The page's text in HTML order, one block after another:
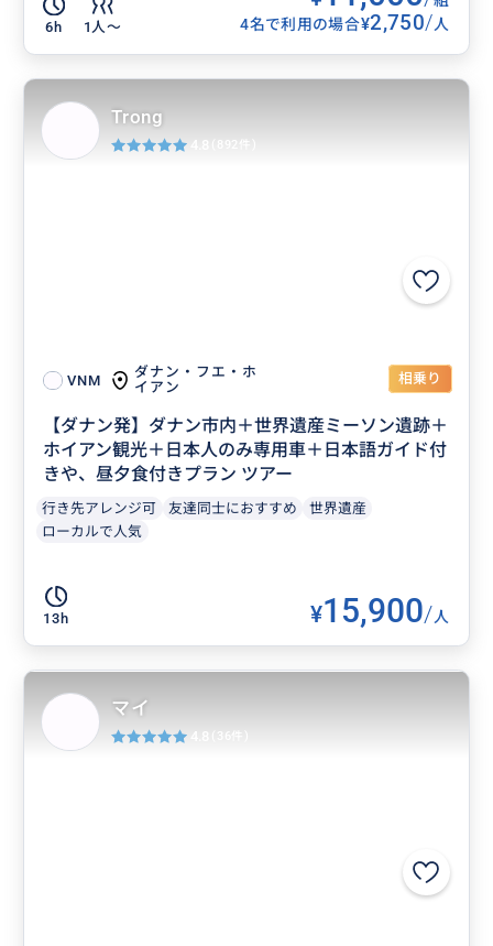
6h 1人〜
4名で利用の場合¥2,750/人
VNM
ダナン・フエ・ホ
イアン
相乗り
【ダナン発】ダナン市内＋世界遺産ミーソン遺跡＋
ホイアン観光＋日本人のみ専用車＋日本語ガイド付
きや、昼夕食付きプラン ツアー
行き先アレンジ可 友達同士におすすめ
世界遺産
ローカルで人気
13h ¥15,900/人
Trong
4.8 (892件)
マイ
4.8 (36件)